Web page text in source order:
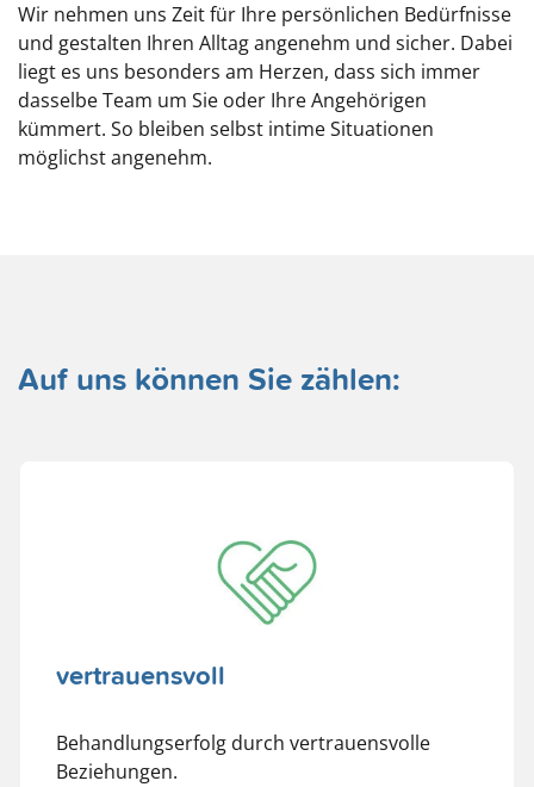
Wir nehmen uns Zeit für Ihre persönlichen Bedürfnisse
und gestalten Ihren Alltag angenehm und sicher. Dabei
liegt es uns besonders am Herzen, dass sich immer
dasselbe Team um Sie oder Ihre Angehörigen
kümmert. So bleiben selbst intime Situationen
möglichst angenehm.
Auf uns können Sie zählen:
vertrauensvoll
Behandlungserfolg durch vertrauensvolle
Beziehungen.